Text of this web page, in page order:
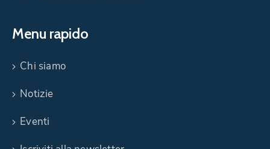
Menu rapido
Chi siamo
Notizie
Eventi